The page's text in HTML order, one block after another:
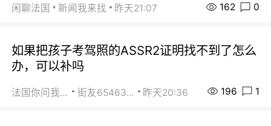
闲聊法国 新闻我来找 昨天21:07 162 0
如果把孩子考驾照的ASSR2证明找不到了怎么
办，可以补吗
法国你问我答 街友65463281 昨天20:36 196 1